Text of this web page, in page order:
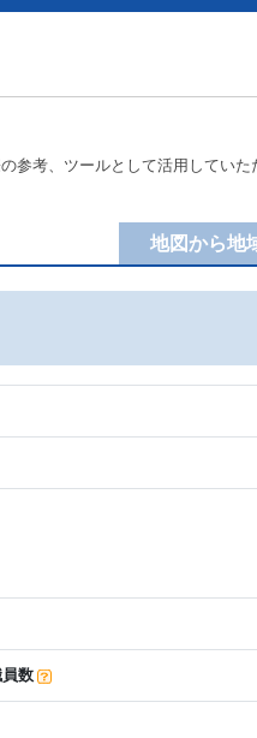
参考、ツールとして活用してい
地図から地
数